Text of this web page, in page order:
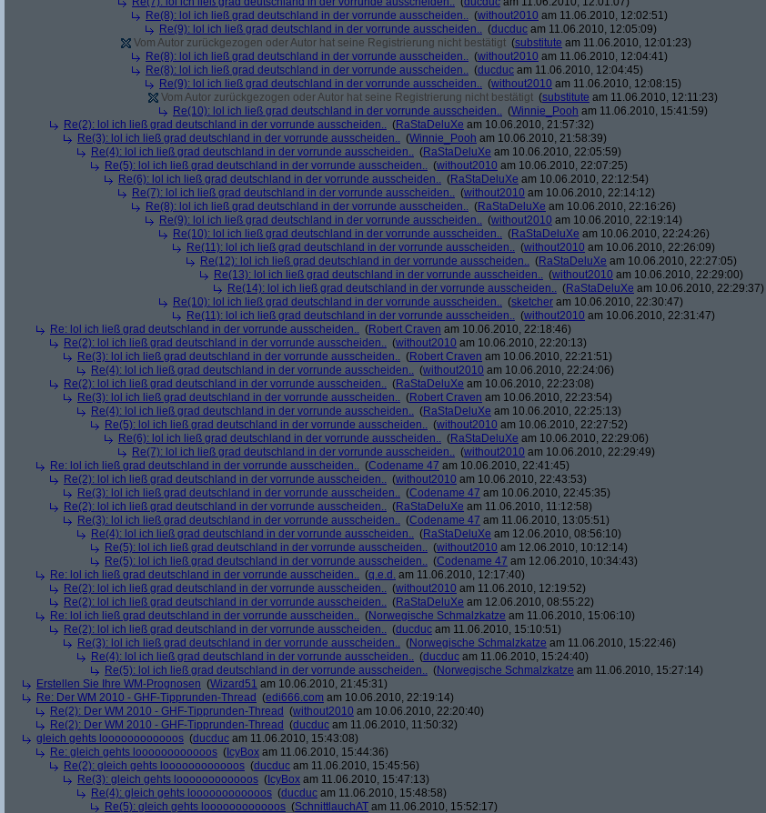
Re(8): lol ich ließ grad deutschland in der vorrunde ausscheiden.. (without2010 am 11.06.2010, 12:02:51)
Re(9): lol ich ließ grad deutschland in der vorrunde ausscheiden.. (ducduc am 11.06.2010, 12:05:09)
Vom Autor zurückgezogen oder Autor hat seine Registrierung nicht bestätigt (substitute am 11.06.2010, 12:01:23)
Re(8): lol ich ließ grad deutschland in der vorrunde ausscheiden.. (without2010 am 11.06.2010, 12:04:41)
Re(8): lol ich ließ grad deutschland in der vorrunde ausscheiden.. (ducduc am 11.06.2010, 12:04:45)
Re(9): lol ich ließ grad deutschland in der vorrunde ausscheiden.. (without2010 am 11.06.2010, 12:08:15)
Vom Autor zurückgezogen oder Autor hat seine Registrierung nicht bestätigt (substitute am 11.06.2010, 12:11:23)
Re(10): lol ich ließ grad deutschland in der vorrunde ausscheiden.. (Winnie_Pooh am 11.06.2010, 15:41:59)
Re(2): lol ich ließ grad deutschland in der vorrunde ausscheiden.. (RaStaDeluXe am 10.06.2010, 21:57:32)
Re(3): lol ich ließ grad deutschland in der vorrunde ausscheiden.. (Winnie_Pooh am 10.06.2010, 21:58:39)
Re(4): lol ich ließ grad deutschland in der vorrunde ausscheiden.. (RaStaDeluXe am 10.06.2010, 22:05:59)
Re(5): lol ich ließ grad deutschland in der vorrunde ausscheiden.. (without2010 am 10.06.2010, 22:07:25)
Re(6): lol ich ließ grad deutschland in der vorrunde ausscheiden.. (RaStaDeluXe am 10.06.2010, 22:12:54)
Re(7): lol ich ließ grad deutschland in der vorrunde ausscheiden.. (without2010 am 10.06.2010, 22:14:12)
Re(8): lol ich ließ grad deutschland in der vorrunde ausscheiden.. (RaStaDeluXe am 10.06.2010, 22:16:26)
Re(9): lol ich ließ grad deutschland in der vorrunde ausscheiden.. (without2010 am 10.06.2010, 22:19:14)
Re(10): lol ich ließ grad deutschland in der vorrunde ausscheiden.. (RaStaDeluXe am 10.06.2010, 22:24:26)
Re(11): lol ich ließ grad deutschland in der vorrunde ausscheiden.. (without2010 am 10.06.2010, 22:26:09)
Re(12): lol ich ließ grad deutschland in der vorrunde ausscheiden.. (RaStaDeluXe am 10.06.2010, 22:27:05)
Re(13): lol ich ließ grad deutschland in der vorrunde ausscheiden.. (without2010 am 10.06.2010, 22:29:00)
Re(14): lol ich ließ grad deutschland in der vorrunde ausscheiden.. (RaStaDeluXe am 10.06.2010, 22:29:37)
Re(10): lol ich ließ grad deutschland in der vorrunde ausscheiden.. (sketcher am 10.06.2010, 22:30:47)
Re(11): lol ich ließ grad deutschland in der vorrunde ausscheiden.. (without2010 am 10.06.2010, 22:31:47)
Re: lol ich ließ grad deutschland in der vorrunde ausscheiden.. (Robert Craven am 10.06.2010, 22:18:46)
Re(2): lol ich ließ grad deutschland in der vorrunde ausscheiden.. (without2010 am 10.06.2010, 22:20:13)
Re(3): lol ich ließ grad deutschland in der vorrunde ausscheiden.. (Robert Craven am 10.06.2010, 22:21:51)
Re(4): lol ich ließ grad deutschland in der vorrunde ausscheiden.. (without2010 am 10.06.2010, 22:24:06)
Re(2): lol ich ließ grad deutschland in der vorrunde ausscheiden.. (RaStaDeluXe am 10.06.2010, 22:23:08)
Re(3): lol ich ließ grad deutschland in der vorrunde ausscheiden.. (Robert Craven am 10.06.2010, 22:23:54)
Re(4): lol ich ließ grad deutschland in der vorrunde ausscheiden.. (RaStaDeluXe am 10.06.2010, 22:25:13)
Re(5): lol ich ließ grad deutschland in der vorrunde ausscheiden.. (without2010 am 10.06.2010, 22:27:52)
Re(6): lol ich ließ grad deutschland in der vorrunde ausscheiden.. (RaStaDeluXe am 10.06.2010, 22:29:06)
Re(7): lol ich ließ grad deutschland in der vorrunde ausscheiden.. (without2010 am 10.06.2010, 22:29:49)
Re: lol ich ließ grad deutschland in der vorrunde ausscheiden.. (Codename 47 am 10.06.2010, 22:41:45)
Re(2): lol ich ließ grad deutschland in der vorrunde ausscheiden.. (without2010 am 10.06.2010, 22:43:53)
Re(3): lol ich ließ grad deutschland in der vorrunde ausscheiden.. (Codename 47 am 10.06.2010, 22:45:35)
Re(2): lol ich ließ grad deutschland in der vorrunde ausscheiden.. (RaStaDeluXe am 11.06.2010, 11:12:58)
Re(3): lol ich ließ grad deutschland in der vorrunde ausscheiden.. (Codename 47 am 11.06.2010, 13:05:51)
Re(4): lol ich ließ grad deutschland in der vorrunde ausscheiden.. (RaStaDeluXe am 12.06.2010, 08:56:10)
Re(5): lol ich ließ grad deutschland in der vorrunde ausscheiden.. (without2010 am 12.06.2010, 10:12:14)
Re(5): lol ich ließ grad deutschland in der vorrunde ausscheiden.. (Codename 47 am 12.06.2010, 10:34:43)
Re: lol ich ließ grad deutschland in der vorrunde ausscheiden.. (q.e.d. am 11.06.2010, 12:17:40)
Re(2): lol ich ließ grad deutschland in der vorrunde ausscheiden.. (without2010 am 11.06.2010, 12:19:52)
Re(2): lol ich ließ grad deutschland in der vorrunde ausscheiden.. (RaStaDeluXe am 12.06.2010, 08:55:22)
Re: lol ich ließ grad deutschland in der vorrunde ausscheiden.. (Norwegische Schmalzkatze am 11.06.2010, 15:06:10)
Re(2): lol ich ließ grad deutschland in der vorrunde ausscheiden.. (ducduc am 11.06.2010, 15:10:51)
Re(3): lol ich ließ grad deutschland in der vorrunde ausscheiden.. (Norwegische Schmalzkatze am 11.06.2010, 15:22:46)
Re(4): lol ich ließ grad deutschland in der vorrunde ausscheiden.. (ducduc am 11.06.2010, 15:24:40)
Re(5): lol ich ließ grad deutschland in der vorrunde ausscheiden.. (Norwegische Schmalzkatze am 11.06.2010, 15:27:14)
Erstellen Sie Ihre WM-Prognosen (Wizard51 am 10.06.2010, 21:45:31)
Re: Der WM 2010 - GHF-Tipprunden-Thread (edi666.com am 10.06.2010, 22:19:14)
Re(2): Der WM 2010 - GHF-Tipprunden-Thread (without2010 am 10.06.2010, 22:20:40)
Re(2): Der WM 2010 - GHF-Tipprunden-Thread (ducduc am 11.06.2010, 11:50:32)
gleich gehts loooooooooooos (ducduc am 11.06.2010, 15:43:08)
Re: gleich gehts loooooooooooos ( IcyBox am 11.06.2010, 15:44:36)
Re(2): gleich gehts loooooooooooos (ducduc am 11.06.2010, 15:45:56)
Re(3): gleich gehts loooooooooooos ( IcyBox am 11.06.2010, 15:47:13)
Re(4): gleich gehts loooooooooooos (ducduc am 11.06.2010, 15:48:58)
Re(5): gleich gehts loooooooooooos (SchnittlauchAT am 11.06.2010, 15:52:17)